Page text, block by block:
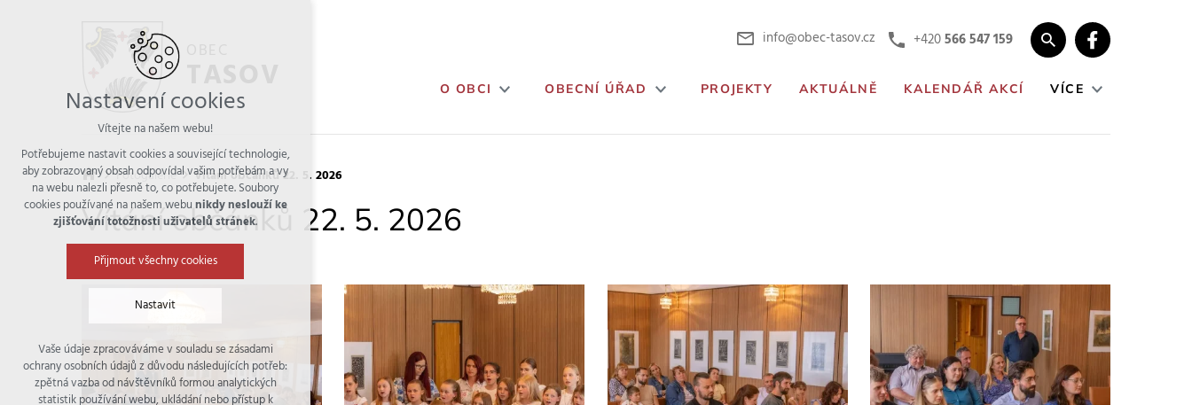
info@obec-tasov.cz +420566 547 159
O OBCI OBECNÍ ÚŘAD PROJEKTY AKTUÁLNĚ KALENDÁŘ AKCÍ VÍCE
Fotogalerie Vítání občánků 22. 5. 2026
Vítání občánků 22. 5. 2026
Nastavení cookies
Vítejte na našem webu!
Potřebujeme nastavit cookies a související technologie,
aby zobrazovaný obsah odpovídal vašim potřebám a vy
na webu nalezli přesně to, co potřebujete. Soubory
cookies používané na našem webunikdy neslouží ke
zjišťování totožnosti uživatelů stránek.
Přijmout všechny cookies
Nastavit
Technická cookies
nutná pro provozování webu
Vaše údaje zpracováváme v souladu se zásadami
ochrany osobních údajů z důvodu následujících potřeb:
zpětná vazba od návštěvníků formou analytických
statistik používání webu, ukládání nebo přístup k